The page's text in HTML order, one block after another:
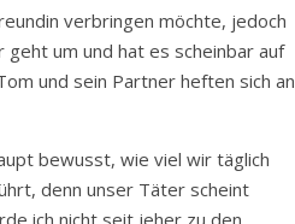
verbringen möchte, jedoch
geht um und hat es scheinbar auf
und sein Partner heften sich an
bewusst, wie viel wir täglich
denn unser Täter scheint